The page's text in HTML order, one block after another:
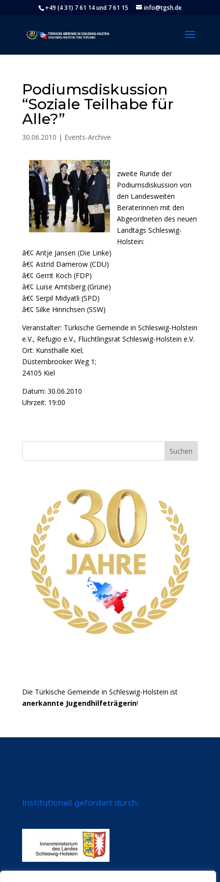
+49 (4 31) 7 61 14 und 7 61 15 info@tgsh.de
Podiumsdiskussion
“Soziale Teilhabe für
Alle?”
30.06.2010 | Events-Archive
zweite Runde der
Podiumsdiskussion von
den Landesweiten
Beraterinnen mit den
Abgeordneten des neuen
Landtags Schleswig-
Holstein:
â€¢ Antje Jansen (Die Linke)
â€¢ Astrid Damerow (CDU)
â€¢ Gerrit Koch (FDP)
â€¢ Luise Amtsberg (Grüne)
â€¢ Serpil Midyatli (SPD)
â€¢ Silke Hinrichsen (SSW)
Veranstalter: Türkische Gemeinde in Schleswig-Holstein
e.V., Refugio e.V., Flüchtlingsrat Schleswig-Holstein e.V.
Ort: Kunsthalle Kiel;
Düsternbrooker Weg 1;
24105 Kiel
Datum: 30.06.2010
Uhrzeit: 19:00
Suchen
Die Türkische Gemeinde in Schleswig-Holstein ist
anerkannte Jugendhilfeträgerin!
Institutionell gefördert durch: